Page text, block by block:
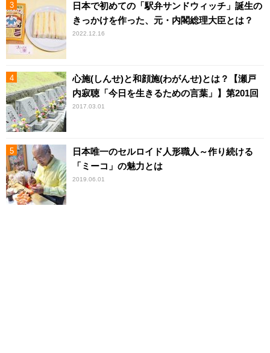
日本で初めての「駅弁サンドウィッチ」誕生の
きっかけを作った、元・内閣総理大臣とは？
2022.12.16
心施(しんせ)と和顔施(わがんせ)とは？【瀬戸
内寂聴「今日を生きるための言葉」】第201回
2017.03.01
日本唯一のセルロイド人形職人～作り続ける
「ミーコ」の魅力とは
2019.06.01